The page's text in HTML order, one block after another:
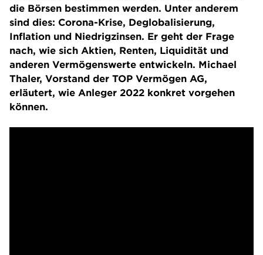
die Börsen bestimmen werden. Unter anderem
sind dies: Corona-Krise, Deglobalisierung,
Inflation und Niedrigzinsen. Er geht der Frage
nach, wie sich Aktien, Renten, Liquidität und
anderen Vermögenswerte entwickeln. Michael
Thaler, Vorstand der TOP Vermögen AG,
erläutert, wie Anleger 2022 konkret vorgehen
können.